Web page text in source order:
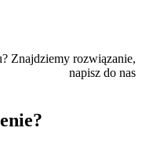
Znajdziemy rozwiązanie,
napisz do nas